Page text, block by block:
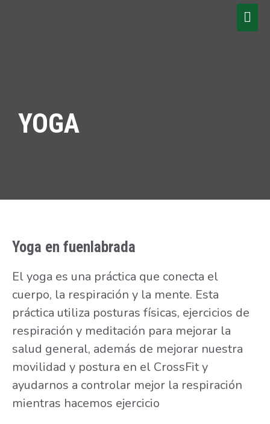
YOGA
Yoga en fuenlabrada
El yoga es una práctica que conecta el
cuerpo, la respiración y la mente. Esta
práctica utiliza posturas físicas, ejercicios de
respiración y meditación para mejorar la
salud general, además de mejorar nuestra
movilidad y postura en el CrossFit y
ayudarnos a controlar mejor la respiración
mientras hacemos ejercicio